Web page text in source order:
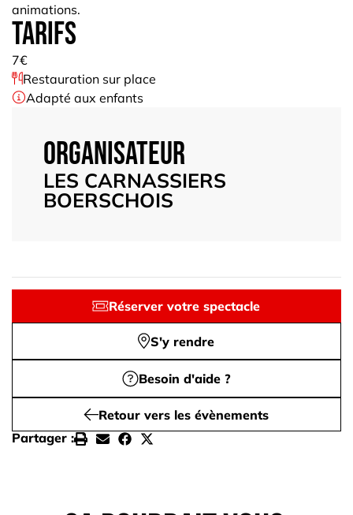
Réserver votre spectacle
S'y rendre
Besoin d'aide ?
Retour vers les évènements
Partager :
animations.
Tarifs
7€
Restauration sur place
Adapté aux enfants
Organisateur
LES CARNASSIERS
BOERSCHOIS